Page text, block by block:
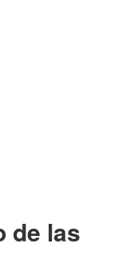
de las